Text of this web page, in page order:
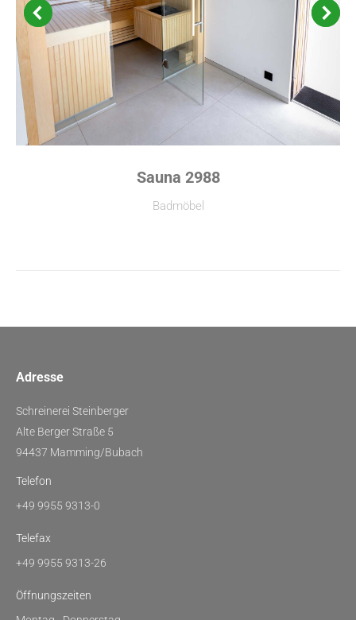
Sauna 2988
Badmöbel
Adresse
Schreinerei Steinberger
Alte Berger Straße 5
94437 Mamming/Bubach
Telefon
+49 9955 9313-0
Telefax
+49 9955 9313-26
Öffnungszeiten